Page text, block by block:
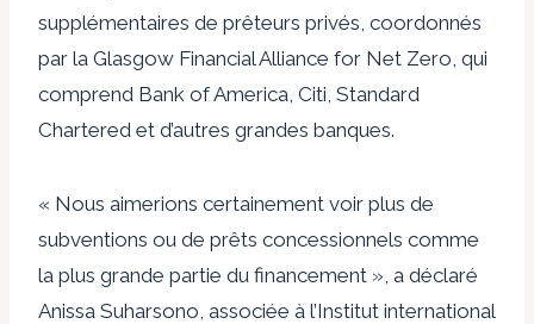
supplémentaires de prêteurs privés, coordonnés
par la Glasgow Financial Alliance for Net Zero, qui
comprend Bank of America, Citi, Standard
Chartered et d’autres grandes banques.
« Nous aimerions certainement voir plus de
subventions ou de prêts concessionnels comme
la plus grande partie du financement », a déclaré
Anissa Suharsono, associée à l’Institut international